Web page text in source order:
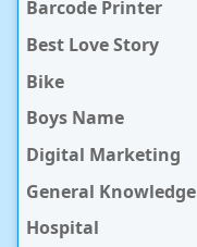
Barcode Printer
Best Love Story
Bike
Boys Name
Digital Marketing
General Knowledge
Hospital